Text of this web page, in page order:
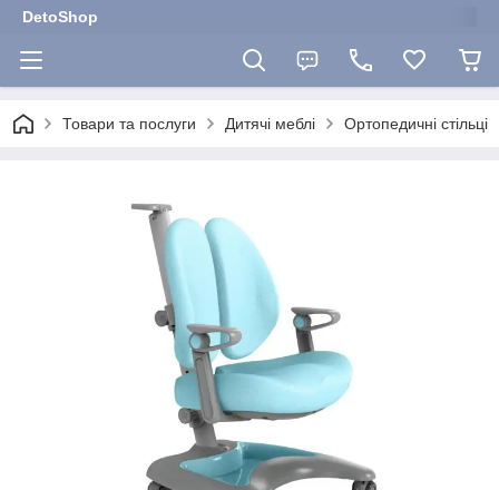
DetoShop
Товари та послуги Дитячі меблі Ортопедичні стільці